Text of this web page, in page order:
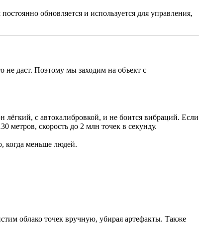
обновляется и используется для управления,
не даст. Поэтому мы заходим на объект с
с автокалибровкой, и не боится вибраций. Если
метров, скорость до 2 млн точек в секунду.
когда меньше людей.
облако точек вручную, убирая артефакты. Также